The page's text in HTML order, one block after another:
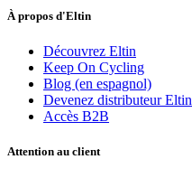
À propos d'Eltin
Découvrez Eltin
Keep On Cycling
Blog (en espagnol)
Devenez distributeur Eltin
Accès B2B
Attention au client